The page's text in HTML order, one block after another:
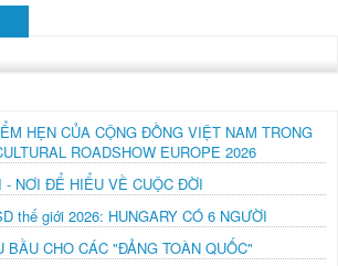
HẸN CỦA CỘNG ĐỒNG VIỆT NAM TRONG
ROADSHOW EUROPE 2026
- NƠI ĐỂ HIỂU VỀ CUỘC ĐỜI
thế giới 2026: HUNGARY CÓ 6 NGƯỜI
BẦU CHO CÁC "ĐẢNG TOÀN QUỐC"